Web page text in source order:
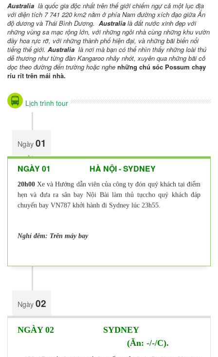
Australia là quốc gia độc nhất trên thế giới chiếm ngự cả một lục địa
với diện tích 7 741 220 km2 nằm ở phía Nam đường xích đạo giữa Ấn
độ dương và Thái Bình Dương. Australia là đất nước xinh đẹp với
những vùng sa mạc rộng lớn, với những ngôi nhà cùng những khu vườn
đầy hoa rực rỡ, với những thành phố hiện đại, và những bãi biển nổi
tiếng thế giới. Australia là nơi mà bạn có thể nhìn thấy những loài thú
dễ thương như từng đàn Kangaroo nhảy nhót, xuyên qua những bãi cỏ
dọc theo đường đến trường hoặc nghe những chú sóc Possum chạy
ríu rít trên mái nhà.
Lịch trình tour
Ngày01
NGÀY 01 HÀ NỘI - SYDNEY
20h00 Xe và Hướng dẫn viên của công ty đón quý khách tại điểm
hẹn và đưa ra sân bay Nội Bài làm thủ tụccho quý khách đáp
chuyến bay VN787 khởi hành đi Sydney lúc 23h55.
Nghỉ đêm: Trên máy bay
Ngày02
NGÀY 02 SYDNEY
(Ăn: -/-/C).